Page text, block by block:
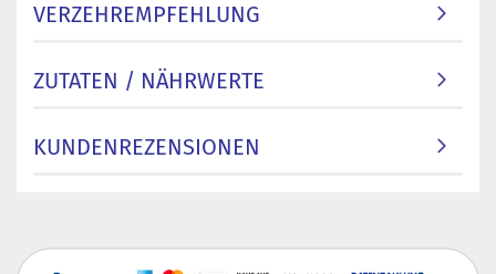
VERZEHREMPFEHLUNG
ZUTATEN / NÄHRWERTE
KUNDENREZENSIONEN